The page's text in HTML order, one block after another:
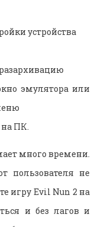
устройства
эмулятора или
ПК.
много времени.
пользователя не
игру Evil Nun 2 на
и без лагов и